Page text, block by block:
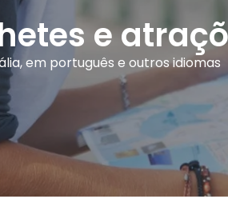
e
em português e outros idiomas